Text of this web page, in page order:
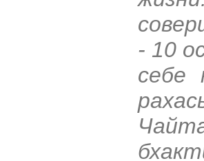
- 10
себе